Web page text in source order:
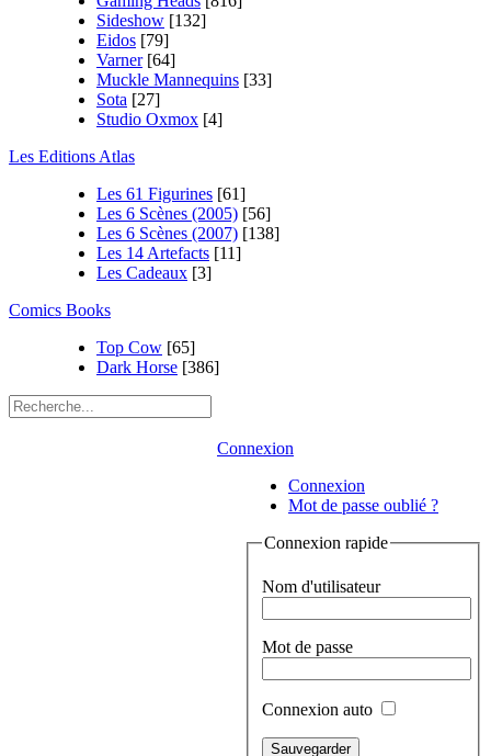
Sideshow [132]
Eidos [79]
Varner [64]
Muckle Mannequins [33]
Sota [27]
Studio Oxmox [4]
Les Editions Atlas
Les 61 Figurines [61]
Les 6 Scènes (2005) [56]
Les 6 Scènes (2007) [138]
Les 14 Artefacts [11]
Les Cadeaux [3]
Comics Books
Top Cow [65]
Dark Horse [386]
Connexion
Connexion
Mot de passe oublié ?
Connexion rapide
Nom d'utilisateur
Mot de passe
Connexion auto